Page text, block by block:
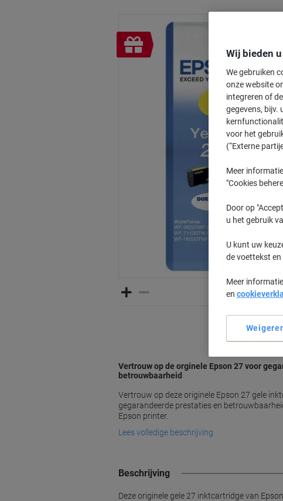
Geschenk
Vertrouw op de orginele Epson 27 voor
betrouwbaarheid
Vertrouw op deze originele Epson 27 gele
gegarandeerde prestaties en
Epson printer.
Lees volledige beschrijving
Beschrijving
Deze originele gele 27 inktcartridge van
Wij bieden
We gebruiken
onze website
integreren of
gegevens, bijv.
voor het
(“Externe
Meer
"Cookies
Door op
u het gebruik
U kunt uw
de voettekst
Meer
en